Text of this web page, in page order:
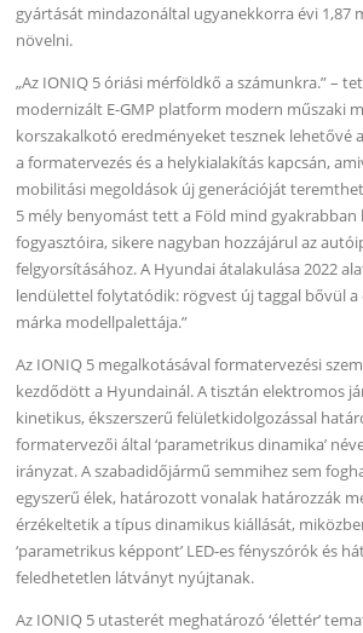
gyártását mindazonáltal ugyanekkorra évi 1,87
növelni.
„Az IONIQ 5 óriási mérföldkő a számunkra.” –
modernizált E-GMP platform modern műszaki
korszakalkotó eredményeket tesznek lehetővé
a formatervezés és a helykialakítás kapcsán,
mobilitási megoldások új generációját
5 mély benyomást tett a Föld mind
fogyasztóira, sikere nagyban hozzájárul az
felgyorsításához. A Hyundai átalakulása 2022
lendülettel folytatódik: rögvest új taggal bővül
márka modellpalettája.”
Az IONIQ 5 megalkotásával formatervezési
kezdődött a Hyundainál. A tisztán elektromos
kinetikus, ékszerszerű felületkidolgozással
formatervezői által ‘parametrikus dinamika’
irányzat. A szabadidőjármű semmihez sem
egyszerű élek, határozott vonalak határozzák
érzékeltetik a típus dinamikus kiállását,
‘parametrikus képpont’ LED-es fényszórók és
feledhetetlen látványt nyújtanak.
Az IONIQ 5 utasterét meghatározó ‘élettér’